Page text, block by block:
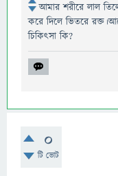
আমার শরীরে লাল
করে দিলে ভিতরে
চিকিৎসা কি?
0
টি ভোট